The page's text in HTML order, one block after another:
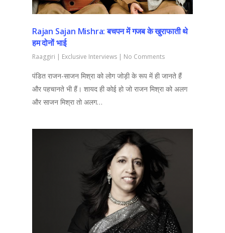
Rajan Sajan Mishra: बचपन में गजब के खुराफाती थे
हम दोनों भाई
Raaggiri Exclusive Interviews No Comments
पंडित राजन-साजन मिश्रा को लोग जोड़ी के रूप में ही जानते हैं
और पहचानते भी हैं। शायद ही कोई हो जो राजन मिश्रा को अलग
और साजन मिश्रा तो अलग…